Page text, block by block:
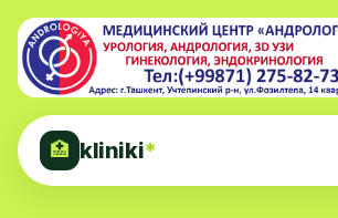
🏥 kliniki*